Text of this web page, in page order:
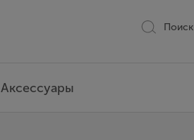
Поиск
Аксессуары